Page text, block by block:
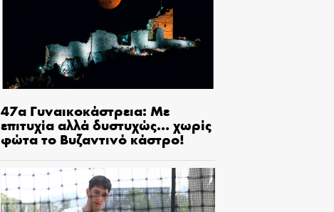
47α Γυναικοκάστρεια: Με
επιτυχία αλλά δυστυχώς… χωρίς
φώτα το Βυζαντινό κάστρο!